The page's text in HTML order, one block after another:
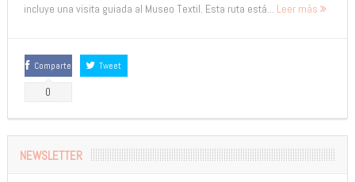
incluye una visita guiada al Museo Textil. Esta ruta está... Leer más
Comparte
0
Tweet
NEWSLETTER